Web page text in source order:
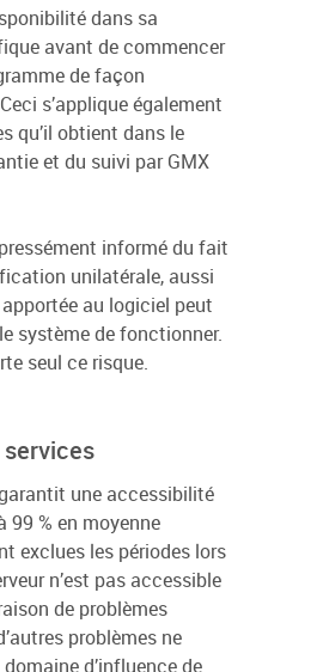
dans sa
avant de commencer
de façon
s’applique également
qu’il obtient dans le
et du suivi par GMX
informé du fait
unilatérale, aussi
au logiciel peut
système de fonctionner.
seul ce risque.
une accessibilité
99 % en moyenne
exclues les périodes lors
n’est pas accessible
de problèmes
problèmes ne
d’influence de